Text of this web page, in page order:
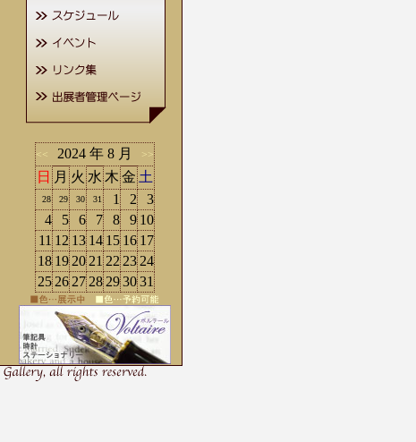
<< 2024 年 8 月 >>
日 月 火 水 木 金 土
28 29 30 31 1 2
3
4
5 6 7 8 9 10
11 12 13 14 15 16 17
18 19 20 21 22 23 24
25 26 27 28 29 30 31